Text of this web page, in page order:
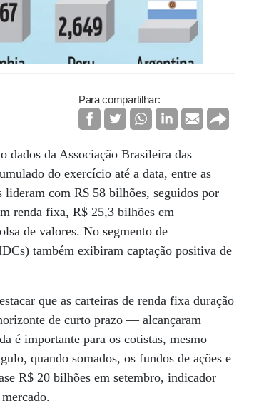
Para compartilhar:
dados da Associação Brasileira das
do exercício até a data, entre as
lideram com R$ 58 bilhões, seguidos por
renda fixa, R$ 25,3 bilhões em
de valores. No segmento de
também exibiram captação positiva de
que as carteiras de renda fixa duração
de curto prazo — alcançaram
é importante para os cotistas, mesmo
quando somados, os fundos de ações e
R$ 20 bilhões em setembro, indicador